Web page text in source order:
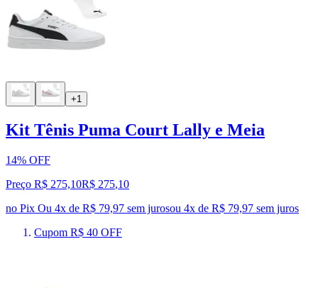
+1
Kit Tênis Puma Court Lally e Meia
14% OFF
Preço R$ 275,10R$ 275,10
no Pix Ou 4x de R$ 79,97 sem jurosou 4x de R$ 79,97 sem juros
Cupom R$ 40 OFF